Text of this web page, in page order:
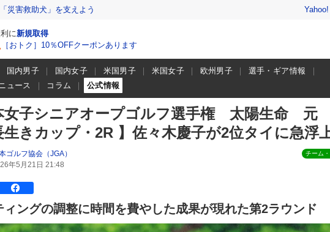
災害救助犬」を支えよう
に新規取得
［おトク］10％OFFクーポンあります
国内男子 国内女子 米国男子 米国女子 欧州男子
選手・ギア情報
ュース コラム 公式情報
女子シニアオープゴルフ選手権 太陽生命 元
生きカップ・2R 】佐々木慶子が2位タイに急浮
ゴルフ協会（JGA）
年5月21日 21:48
チーム
ィングの調整に時間を費やした成果が現れた第2ラウンド